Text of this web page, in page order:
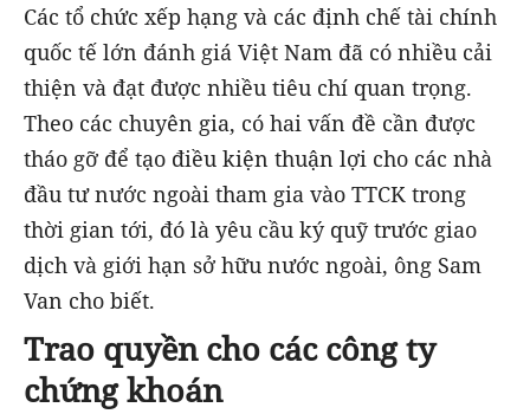
Các tổ chức xếp hạng và các định chế tài chính
quốc tế lớn đánh giá Việt Nam đã có nhiều cải
thiện và đạt được nhiều tiêu chí quan trọng.
Theo các chuyên gia, có hai vấn đề cần được
tháo gỡ để tạo điều kiện thuận lợi cho các nhà
đầu tư nước ngoài tham gia vào TTCK trong
thời gian tới, đó là yêu cầu ký quỹ trước giao
dịch và giới hạn sở hữu nước ngoài, ông Sam
Van cho biết.
Trao quyền cho các công ty
chứng khoán